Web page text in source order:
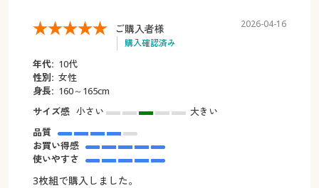
ご購入者様
購入確認済み
2026-04-16
年代: 10代
性別: 女性
身長: 160～165cm
サイズ感 小さい
大きい
品質
お買い得感
使いやすさ
3枚組で購入しました。